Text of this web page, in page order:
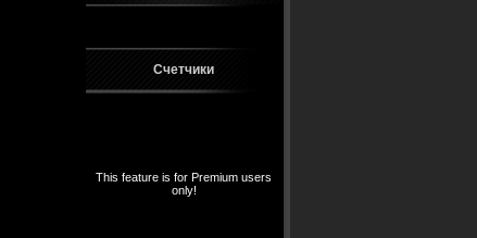
Счетчики
This feature is for Premium users
only!